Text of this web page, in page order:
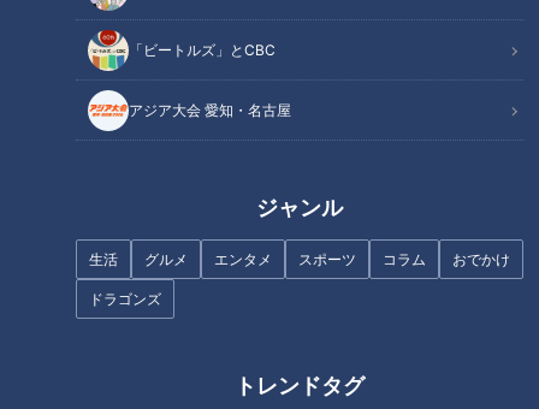
「ビートルズ」とCBC
アジア大会 愛知・名古屋
ジャンル
生活 グルメ エンタメ スポーツ コラム おでかけ
ドラゴンズ
トレンドタグ
金丸へのバースデーソング